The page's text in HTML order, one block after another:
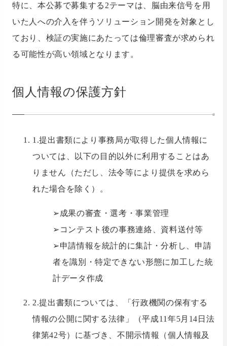
特に、本公募で募集する2テーマは、脳由来信号を用
いた人への介入を伴うソリューション開発を対象とし
ており、検証の実施にあたっては倫理審査が求められ
る可能性が高い領域となります。
個人情報の保護方針
1.提出書類により事務局が取得した個人情報に
ついては、以下の目的以外に利用することはあ
りません（ただし、法令等により提供を求めら
れた場合を除く）。
➢成果の審査・選考・事業管理
➢コンテスト後の事務連絡、資料送付等
➢申請情報を統計的に集計・分析し、申請
者を識別・特定できない形態に加工した統
計データ作成
2.提出書類については、「行政機関の保有する
情報の公開に関する法律」（平成11年5月14日法
律第42号）に基づき、不開示情報（個人情報及